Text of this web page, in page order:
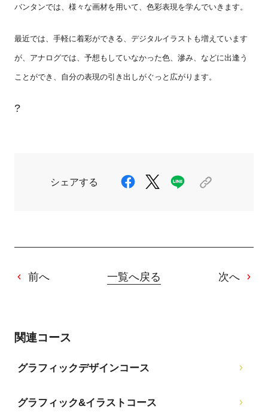
バンタンでは、様々な画材を用いて、色彩表現を学んでいきます。
最近では、手軽に着彩ができる、デジタルイラストも増えています
が、アナログでは、予想もしていなかった色、滲み、などに出逢う
ことができ、自分の表現の引き出しがぐっと広がります。
?
シェアする
前へ 一覧へ戻る 次へ
関連コース
グラフィックデザインコース
グラフィック&イラストコース